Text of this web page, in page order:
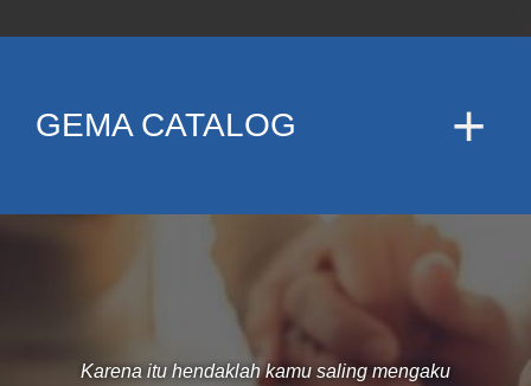
GEMA CATALOG
Karena itu hendaklah kamu saling mengaku